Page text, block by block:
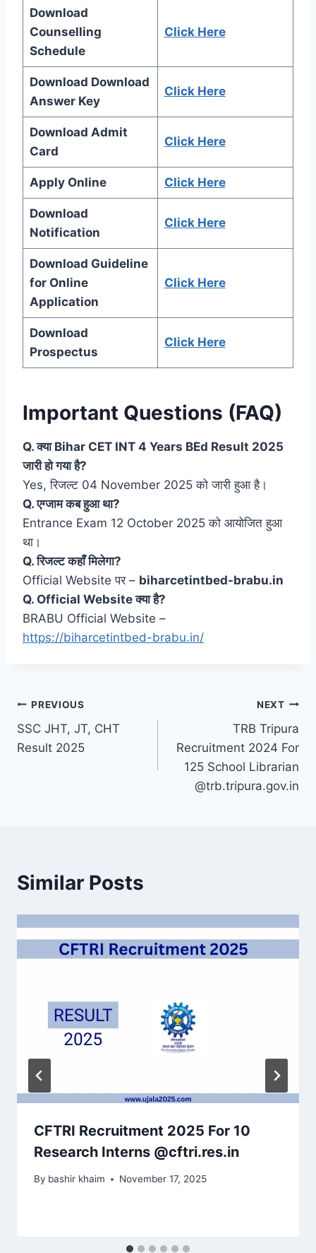
Download
Counselling
Schedule
Click Here
Download Download
Answer Key
Click Here
Download Admit
Card
Click Here
Apply Online Click Here
Download
Notification
Click Here
Download Guideline
for Online
Application
Click Here
Download
Prospectus
Click Here
Important Questions (FAQ)
Q. क्या Bihar CET INT 4 Years BEd Result 2025
जारी हो गया है?
Yes, रिजल्ट 04 November 2025 को जारी हुआ है।
Q. एग्जाम कब हुआ था?
Entrance Exam 12 October 2025 को आयोजित हुआ
था।
Q. रिजल्ट कहाँ मिलेगा?
Official Website पर – biharcetintbed-brabu.in
Q. Official Website क्या है?
BRABU Official Website –
https://biharcetintbed-brabu.in/
Post
navigation
PREVIOUS
SSC JHT, JT, CHT
Result 2025
NEXT
TRB Tripura
Recruitment 2024 For
125 School Librarian
@trb.tripura.gov.in
Similar Posts
CFTRI Recruitment 2025 For 10
Research Interns @cftri.res.in
By bashir khaim November 17, 2025